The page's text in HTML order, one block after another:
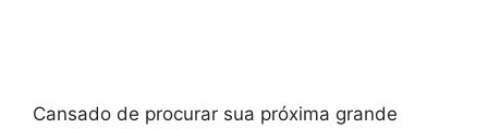
Cansado de procurar sua próxima grande